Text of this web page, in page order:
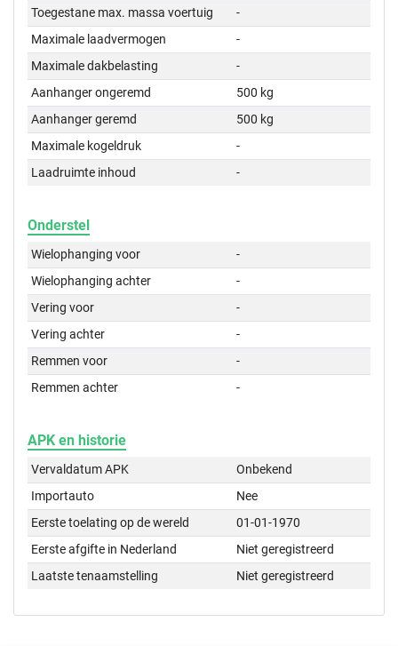
Toegestane max. massa voertuig
-
Maximale laadvermogen
-
Maximale dakbelasting
-
Aanhanger ongeremd
500 kg
Aanhanger geremd
500 kg
Maximale kogeldruk
-
Laadruimte inhoud
-
Onderstel
Wielophanging voor
-
Wielophanging achter
-
Vering voor
-
Vering achter
-
Remmen voor
-
Remmen achter
-
APK en historie
Vervaldatum APK
Onbekend
Importauto
Nee
Eerste toelating op de wereld
01-01-1970
Eerste afgifte in Nederland
Niet geregistreerd
Laatste tenaamstelling
Niet geregistreerd